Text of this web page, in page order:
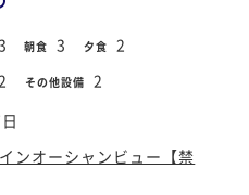
3 朝食 3 夕食 2
その他設備 2
ンオーシャンビュー【禁